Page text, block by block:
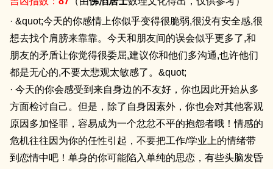
· &quot;今天的你感情上你似乎变得很脆弱,很没有安全感,很
想去找个肩膀来靠靠。今天和朋友间的误会似乎更多了,和
朋友的矛盾让你觉得很委屈,建议你和他们多沟通,也许他们
都是无心的,不要太悲观太敏感了。&quot;
· 今天的你会感受到来自身边的不友好，你也因此开始从多
方面检讨自己。但是，除了自身因素外，你也会对其他客观
原因多加怪罪，容易成为一个忿忿不平的抱怨者哦！情感的
危机往往因为你的任性引起，不要把工作/学业上的情绪带
到恋情中吧！单身的你可能陷入单纯的思恋，有些头脑发昏